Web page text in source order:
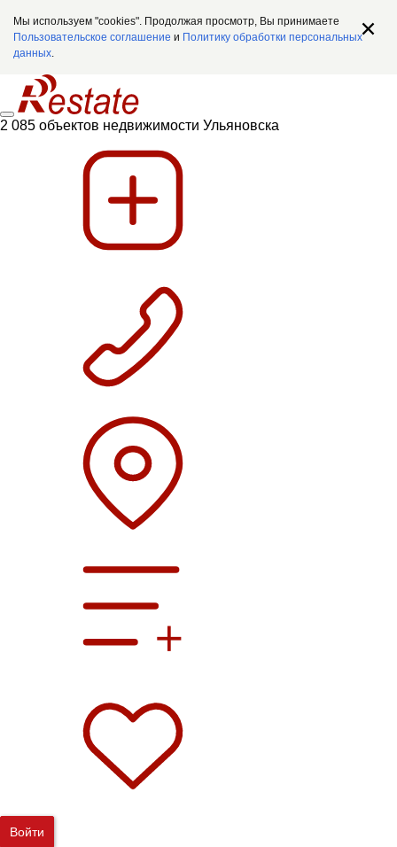
Мы используем "cookies". Продолжая просмотр, Вы принимаете
Пользовательское соглашение и Политику обработки персональных
данных.
2 085 объектов недвижимости Ульяновска
Войти